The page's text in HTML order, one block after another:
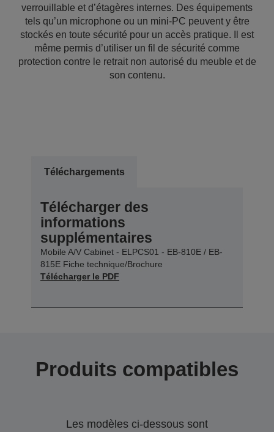
verrouillable et d’étagères internes. Des équipements
tels qu’un microphone ou un mini-PC peuvent y être
stockés en toute sécurité pour un accès pratique. Il est
même permis d’utiliser un fil de sécurité comme
protection contre le retrait non autorisé du meuble et de
son contenu.
Téléchargements
Télécharger des
informations
supplémentaires
Mobile A/V Cabinet - ELPCS01 - EB-810E / EB-
815E Fiche technique/Brochure
Télécharger le PDF
Produits compatibles
Les modèles ci-dessous sont